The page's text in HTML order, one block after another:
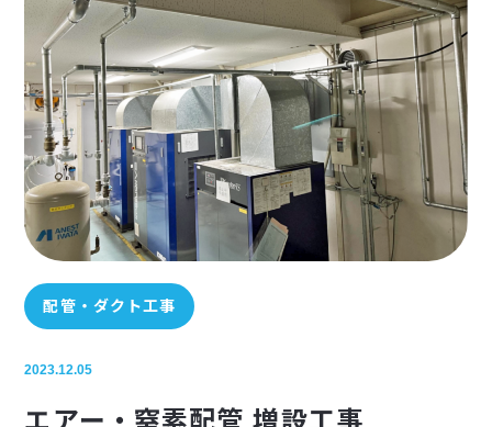
配管・ダクト工事
2023.12.05